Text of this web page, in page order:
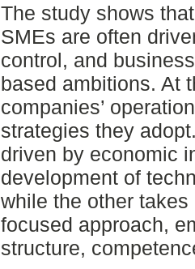
The study shows
SMEs are often
control, and
based ambitions. At
companies’
strategies they
driven by economic
development of
while the other
focused approach,
structure,